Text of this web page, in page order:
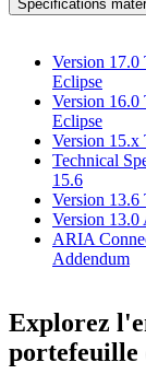
Spécifications
Version 17.0
Eclipse
Version 16.0
Eclipse
Version 15.x
Technical
15.6
Version 13.6
Version
ARIA
Addendum
Explorez
portefeuille